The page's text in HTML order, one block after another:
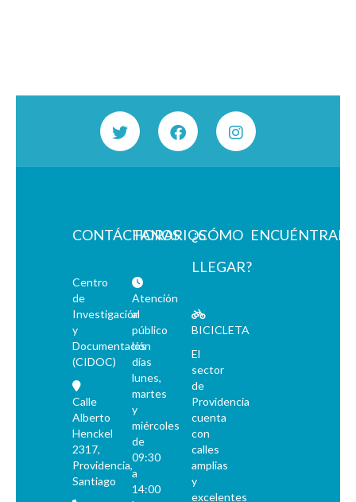
CONTÁCTANOS
Centro
de
Investigación
y
Documentación
(CIDOC)
Calle
Alberto
Henckel
2317,
Providencia,
Santiago
HORARIOS
Atención
al
público
los
días
lunes,
martes
y
miércoles
de
09:30
a
14:00
¿CÓMO
LLEGAR?
BICICLETA
El
sector
de
Providencia
cuenta
con
calles
amplias
y
excelentes